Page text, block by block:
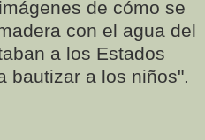
de cómo se
con el agua del
a los Estados
bautizar a los niños".